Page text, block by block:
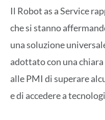
Il Robot as a Service
che si stanno
una soluzione
adottato con una
alle PMI di superare
e di accedere a